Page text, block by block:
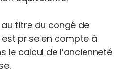
au titre du congé de
prise en compte à
le calcul de l’ancienneté